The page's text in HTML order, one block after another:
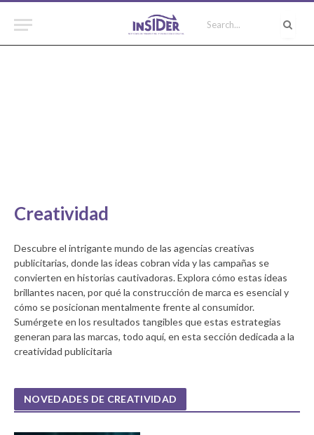
Creatividad
Descubre el intrigante mundo de las agencias creativas
publicitarias, donde las ideas cobran vida y las campañas se
convierten en historias cautivadoras. Explora cómo estas ideas
brillantes nacen, por qué la construcción de marca es esencial y
cómo se posicionan mentalmente frente al consumidor.
Sumérgete en los resultados tangibles que estas estrategias
generan para las marcas, todo aquí, en esta sección dedicada a la
creatividad publicitaria
NOVEDADES DE CREATIVIDAD